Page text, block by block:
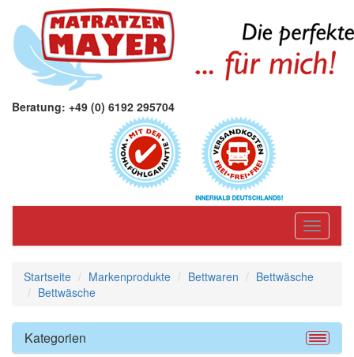
Beratung: +49 (0) 6192 295704
Toggle
Startseite Markenprodukte Bettwaren
Bettwäsche
Bettwäsche
Kategorien